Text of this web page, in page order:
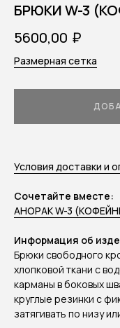
БРЮКИ W-3
5600,00 ₽
Размерная сетка
Условия доставки и
Сочетайте вместе:
АНОРАК W-3
Информация об
Брюки свободного
хлопковой ткани с
карманы в боковых
круглые резинки с
затягивать по низу